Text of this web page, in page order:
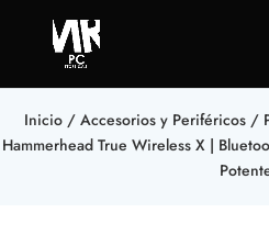
Inicio / Accesorios y Periféricos /
Hammerhead True Wireless X |